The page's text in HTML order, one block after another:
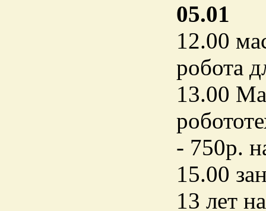
05.01
12.00
робота
13.00
- 750р.
15.00
13 лет